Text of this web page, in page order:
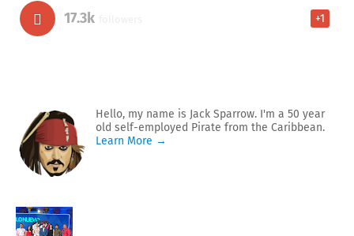
17.3k +1
Hello, my name is Jack Sparrow. I'm a 50 year
old self-employed Pirate from the Caribbean.
Learn More →